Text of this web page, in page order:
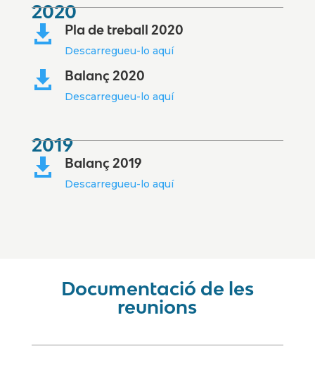
2020
 Pla de treball 2020
Descarregueu-lo aquí
 Balanç 2020
Descarregueu-lo aquí
2019
 Balanç 2019
Descarregueu-lo aquí
Documentació de les
reunions